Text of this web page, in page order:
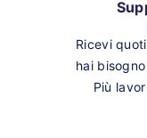
Ricevi
hai
Più